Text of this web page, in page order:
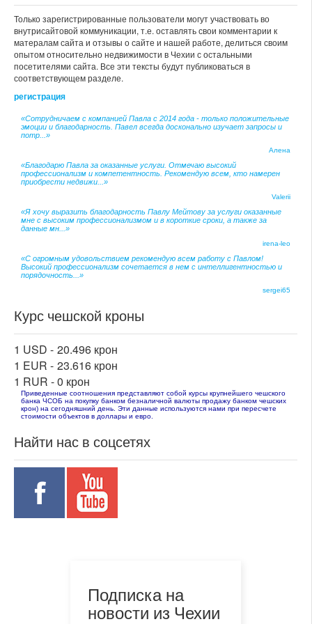
Только зарегистрированные пользователи могут участвовать во
внутрисайтовой коммуникации, т.е. оставлять свои комментарии к
матералам сайта и отзывы о сайте и нашей работе, делиться своим
опытом относительно недвижимости в Чехии с остальными
посетителями сайта. Все эти тексты будут публиковаться в
соответствующем разделе.
регистрация
«Сотрудничаем с компанией Павла с 2014 года - только положительные
эмоции и благодарность. Павел всегда досконально изучает запросы и
потр...»
Алена
«Благодарю Павла за оказанные услуги. Отмечаю высокий
профессионализм и компетентность. Рекомендую всем, кто намерен
приобрести недвижи...»
Valerii
«Я хочу выразить благодарность Павлу Мейтову за услуги оказанные
мне с высоким профессионализмом и в короткие сроки, а также за
данные мн...»
irena-leo
«С огромным удовольствием рекомендую всем работу с Павлом!
Высокий профессионализм сочетается в нем с интеллигентностью и
порядочность...»
sergei65
Курс чешской кроны
1 USD - 20.496 крон
1 EUR - 23.616 крон
1 RUR -0 крон
Приведенные соотношения представляют собой курсы крупнейшего чешского
банка ЧСОБ на покупку банком безналичной валюты продажу банком чешских
крон) на сегодняшний день. Эти данные используются нами при пересчете
стоимости объектов в доллары и евро.
Найти нас в соцсетях
Подписка на
новости из Чехии